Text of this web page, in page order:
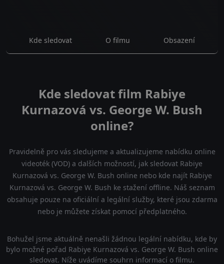
Kde sledovat O filmu Obsazení
Kde sledovat film Rabiye
Kurnazová vs. George W. Bush
online?
Pravidelně pro vás sledujeme a aktualizujeme nabídku online
videoték (VOD) a dalších možností, jak sledovat Rabiye
Kurnazová vs. George W. Bush online nebo kde najít Rabiye
Kurnazová vs. George W. Bush ke stažení offline. Náš seznam
obsahuje pouze na oficiální a legální služby, které jsou zdarma
nebo je můžete získat pomocí předplatného.
Bohužel jsme aktuálně nenašli žádnou legální nabídku, kde by
bylo možné pořad Rabiye Kurnazová vs. George W. Bush online
sledovat. Níže uvádíme souhrn informací o filmu.